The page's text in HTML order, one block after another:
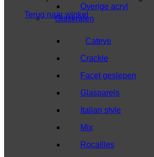
Terug naar winkel
Overige acryl
Glaskralen
Cateye
Crackle
Facet geslepen
Glasparels
Italian style
Mix
Rocailles